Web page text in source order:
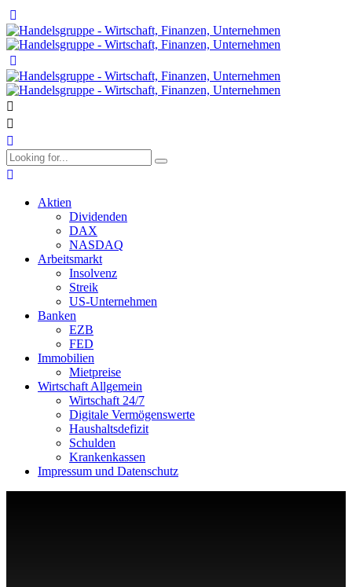
Aktien
Dividenden
DAX
NASDAQ
Arbeitsmarkt
Insolvenz
Streik
US-Unternehmen
Banken
EZB
FED
Immobilien
Mietpreise
Wirtschaft Allgemein
Wirtschaft 24/7
Digitale Vermögenswerte
Haushaltsdefizit
Schulden
Krankenkassen
Impressum und Datenschutz